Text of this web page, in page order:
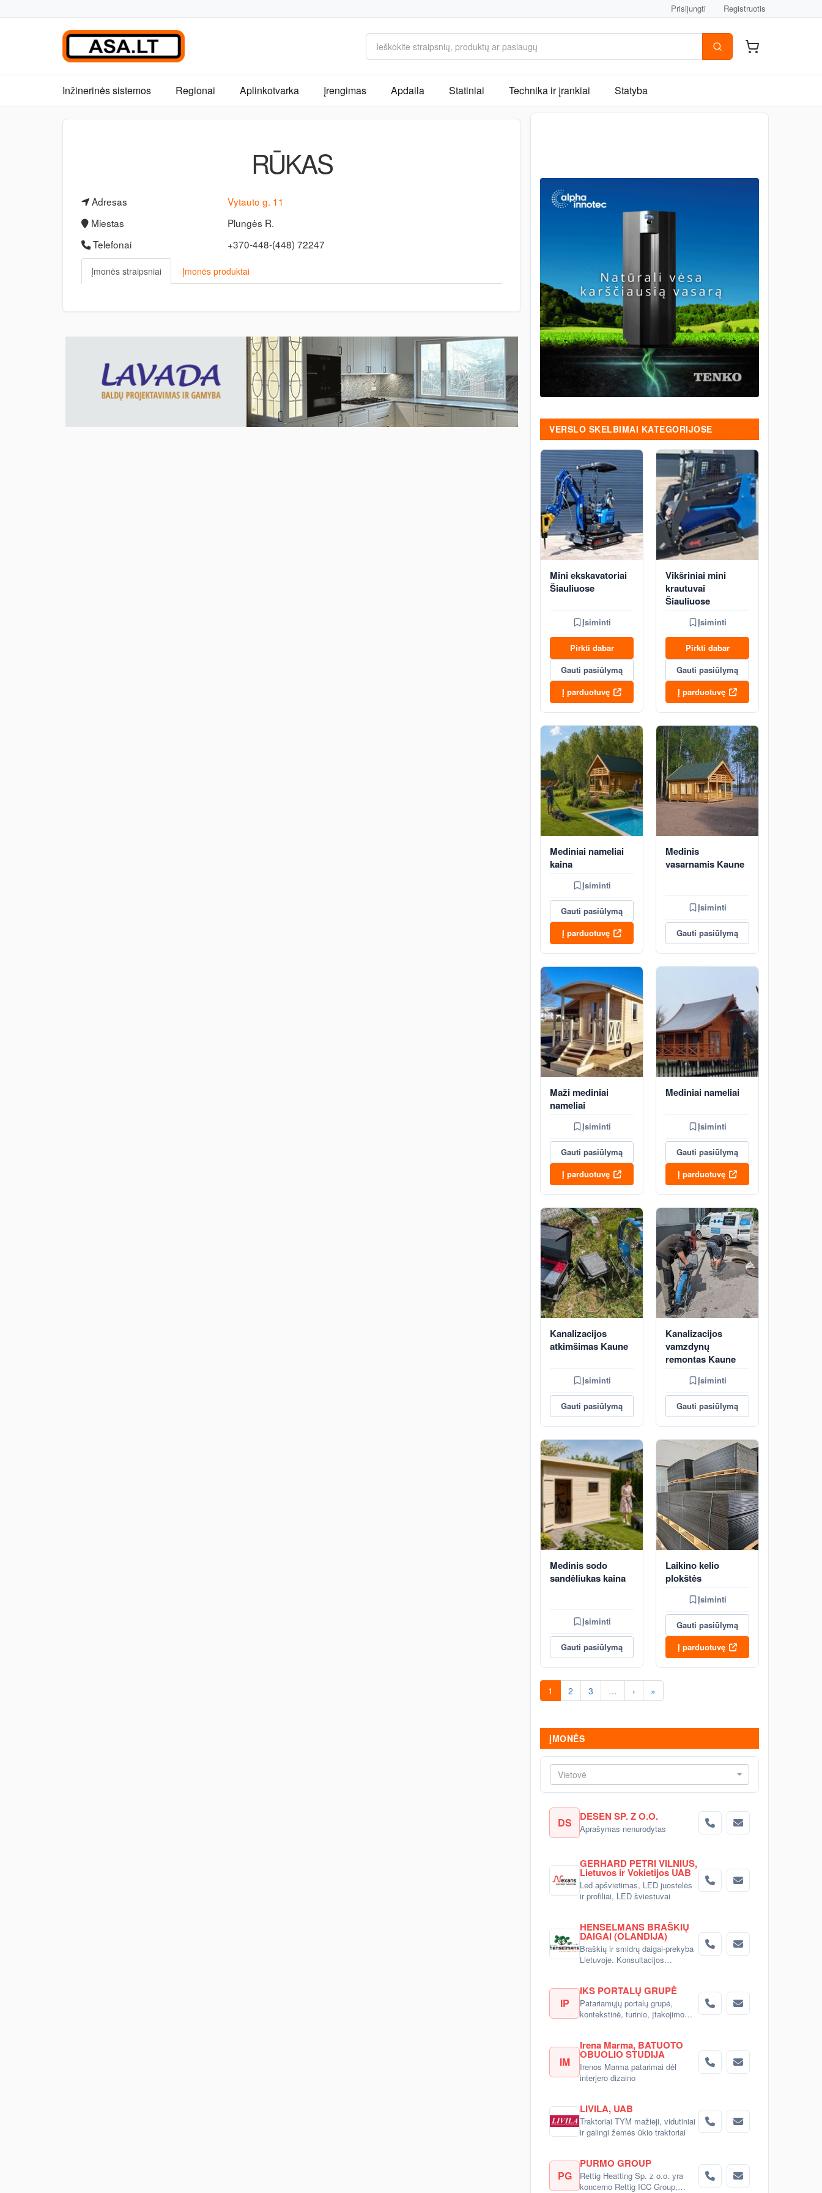
Prisijungti Registruotis
Inžinerinės sistemos Regionai Aplinkotvarka Įrengimas Apdaila Statiniai Technika ir įrankiai Statyba
RŪKAS
Adresas
Vytauto g. 11
Miestas
Plungės R.
Telefonai
+370-448-(448) 72247
Įmonės straipsniai Įmonės produktai
VERSLO SKELBIMAI KATEGORIJOSE
Mini ekskavatoriai
Šiauliuose
Įsiminti
Pirkti dabar
Gauti pasiūlymą
Į parduotuvę
Vikšriniai mini
krautuvai
Šiauliuose
Įsiminti
Pirkti dabar
Gauti pasiūlymą
Į parduotuvę
Mediniai nameliai
kaina
Įsiminti
Gauti pasiūlymą
Į parduotuvę
Medinis
vasarnamis Kaune
Įsiminti
Gauti pasiūlymą
Maži mediniai
nameliai
Įsiminti
Gauti pasiūlymą
Į parduotuvę
Mediniai nameliai
Įsiminti
Gauti pasiūlymą
Į parduotuvę
Kanalizacijos
atkimšimas Kaune
Įsiminti
Gauti pasiūlymą
Kanalizacijos
vamzdynų
remontas Kaune
Įsiminti
Gauti pasiūlymą
Medinis sodo
sandėliukas kaina
Įsiminti
Gauti pasiūlymą
Laikino kelio
plokštės
Įsiminti
Gauti pasiūlymą
Į parduotuvę
1 2 3 … › »
ĮMONĖS
Vietovė
DS DESEN SP. Z O.O.
Aprašymas nenurodytas
GERHARD PETRI VILNIUS,
Lietuvos ir Vokietijos UAB
Led apšvietimas, LED juostelės
ir profiliai, LED šviestuvai
HENSELMANS BRAŠKIŲ
DAIGAI (OLANDIJA)
Braškių ir smidrų daigai-prekyba
Lietuvoje. Konsultacijos
IP
IKS PORTALŲ GRUPĖ
Patariamųjų portalų grupė,
kontekstinė, turinio, įtakojimo
IM
Irena Marma, BATUOTO
OBUOLIO STUDIJA
Irenos Marma patarimai dėl
interjero dizaino
LIVILA, UAB
Traktoriai TYM mažieji, vidutiniai
ir galingi žemės ūkio traktoriai
PG
PURMO GROUP
Rettig Heatting Sp. z o.o. yra
koncerno Rettig ICC Group,